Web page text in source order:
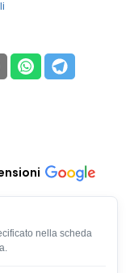
nella scheda